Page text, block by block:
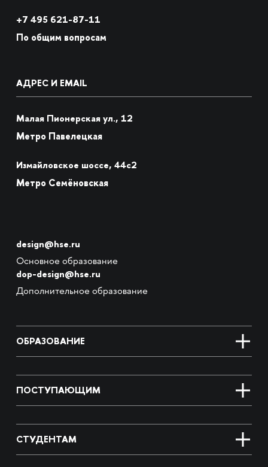
+7 495 621-87-11
По общим вопросам
АДРЕС И EMAIL
Малая Пионерская ул., 12
Метро Павелецкая
Измайловское шоссе, 44с2
Метро Семёновская
design@hse.ru
Основное образование
dop-design@hse.ru
Дополнительное образование
ОБРАЗОВАНИЕ
ПОСТУПАЮЩИМ
СТУДЕНТАМ